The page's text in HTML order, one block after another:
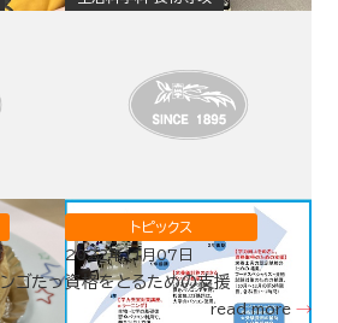
ゴたっ
トピックス
2022年11月07日
資格をとるための支援
read more